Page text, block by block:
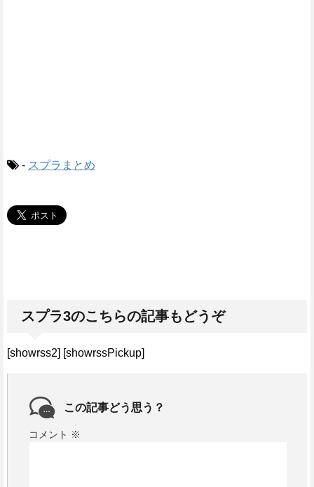
- スプラまとめ
スプラ3のこちらの記事もどうぞ
[showrss2] [showrssPickup]
この記事どう思う？
コメント ※